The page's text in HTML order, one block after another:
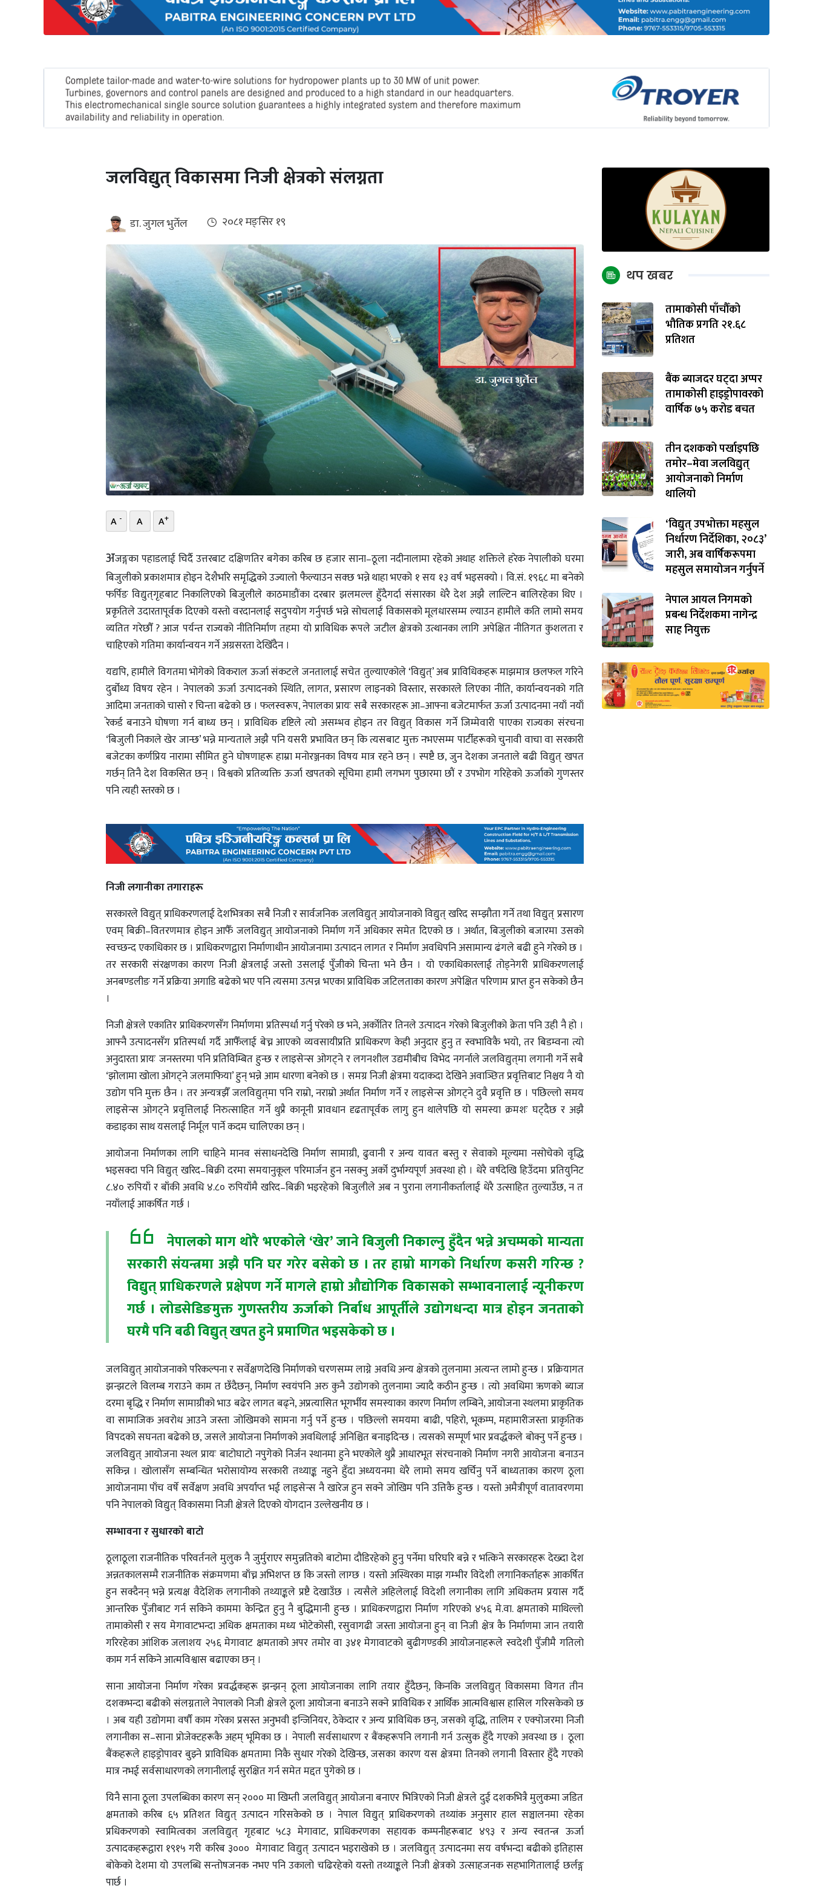
जलवायु
जलविद्युत् विकासमा निजी क्षेत्रको संलग्नता
डा. जुगल भुर्तेल २०८१ मङ्सिर १९
A - A A+
अजङ्गका पहाडलाई चिर्दै उत्तरबाट दक्षिणतिर बगेका करिब छ हजार साना–ठूला नदीनालामा रहेको अथाह शक्तिले हरेक नेपालीको घरमा
बिजुलीको प्रकाशमात्र होइन देशैभरि समृद्धिको उज्यालो फैल्याउन सक्छ भन्ने थाहा भएको १ सय १३ वर्ष भइसक्यो । वि.सं. १९६८ मा बनेको
फर्पिङ विद्युत्‌गृहबाट निकालिएको बिजुलीले काठमाडौंका दरबार झलमल्ल हुँदैगर्दा संसारका धेरै देश अझै लाल्टिन बालिरहेका थिए ।
प्रकृतिले उदारतापूर्वक दिएको यस्तो वरदानलाई सदुपयोग गर्नुपर्छ भन्ने सोचलाई विकासको मूलधारसम्म ल्याउन हामीले कति लामो समय
व्यतित गरेछौँ ? आज पर्यन्त राज्यको नीतिनिर्माण तहमा यो प्राविधिक रूपले जटील क्षेत्रको उत्थानका लागि अपेक्षित नीतिगत कुशलता र
चाहिएको गतिमा कार्यान्वयन गर्ने अग्रसरता देखिँदैन ।
यद्यपि, हामीले विगतमा भोगेको विकराल ऊर्जा संकटले जनतालाई सचेत तुल्याएकोले ‘विद्युत्‌’ अब प्राविधिकहरू माझमात्र छलफल गरिने
दुर्बोध्य विषय रहेन । नेपालको ऊर्जा उत्पादनको स्थिति, लागत, प्रसारण लाइनको विस्तार, सरकारले लिएका नीति, कार्यान्वयनको गति
आदिमा जनताको चासो र चिन्ता बढेको छ । फलस्वरूप, नेपालका प्रायः सबै सरकारहरू आ–आफ्ना बजेटमार्फत ऊर्जा उत्पादनमा नयाँ नयाँ
रेकर्ड बनाउने घोषणा गर्न बाध्य छन् । प्राविधिक दृष्टिले त्यो असम्भव होइन तर विद्युत्‌ विकास गर्ने जिम्मेवारी पाएका राज्यका संरचना
‘बिजुली निकाले खेर जान्छ’ भन्ने मान्यताले अझै पनि यसरी प्रभावित छन् कि त्यसबाट मुक्त नभएसम्म पार्टीहरूको चुनावी वाचा वा सरकारी
बजेटका कर्णप्रिय नारामा सीमित हुने घोषणाहरू हाम्रा मनोरञ्जनका विषय मात्र रहने छन् । स्पष्टै छ, जुन देशका जनताले बढी विद्युत्‌ खपत
गर्छन् तिनै देश विकसित छन् । विश्वको प्रतिव्यक्ति ऊर्जा खपतको सूचिमा हामी लगभग पुछारमा छौं र उपभोग गरिहेको ऊर्जाको गुणस्तर
पनि त्यही स्तरको छ ।
निजी लगानीका तगाराहरू
सरकारले विद्युत्‌ प्राधिकरणलाई देशभित्रका सबै निजी र सार्वजनिक जलविद्युत्‌ आयोजनाको विद्युत्‌ खरिद सम्झौता गर्ने तथा विद्युत्‌ प्रसारण
एवम् बिक्री–वितरणमात्र होइन आफैँ जलविद्युत् आयोजनाको निर्माण गर्ने अधिकार समेत दिएको छ । अर्थात, बिजुलीको बजारमा उसको
स्वच्छन्द एकाधिकार छ । प्राधिकरणद्वारा निर्माणाधीन आयोजनामा उत्पादन लागत र निर्माण अवधिपनि असामान्य ढंगले बढी हुने गरेको छ ।
तर सरकारी संरक्षणका कारण निजी क्षेत्रलाई जस्तो उसलाई पुँजीको चिन्ता भने छैन । यो एकाधिकारलाई तोड्नेगरी प्राधिकरणलाई
अनबण्डलीङ गर्ने प्रक्रिया अगाडि बढेको भए पनि त्यसमा उत्पन्न भएका प्राविधिक जटिलताका कारण अपेक्षित परिणाम प्राप्त हुन सकेको छैन
।
निजी क्षेत्रले एकातिर प्राधिकरणसँग निर्माणमा प्रतिस्पर्धा गर्नु परेको छ भने, अर्कोतिर तिनले उत्पादन गरेको बिजुलीको क्रेता पनि उही नै हो ।
आफ्नै उत्पादनसँग प्रतिस्पर्धा गर्दै आफैँलाई बेच्न आएको व्यवसायीप्रति प्राधिकरण केही अनुदार हुनु त स्वभाविकै भयो, तर बिडम्वना त्यो
अनुदारता प्रायः जनस्तरमा पनि प्रतिविम्बित हुन्छ र लाइसेन्स ओगट्ने र लगनशील उद्यमीबीच विभेद नगर्नाले जलविद्युत्‌मा लगानी गर्ने सबै
‘झोलामा खोला ओगट्ने जलमाफिया’ हुन् भन्ने आम धारणा बनेको छ । समग्र निजी क्षेत्रमा यदाकदा देखिने अवाञ्छित प्रवृत्तिबाट निश्चय नै यो
उद्योग पनि मुक्त छैन । तर अन्यत्रझैँ जलविद्युत्‌मा पनि राम्रो, नराम्रो अर्थात निर्माण गर्ने र लाइसेन्स ओगट्ने दुवै प्रवृत्ति छ । पछिल्लो समय
लाइसेन्स ओगट्ने प्रवृत्तिलाई निरुत्साहित गर्ने थुप्रै कानूनी प्रावधान दृढतापूर्वक लागु हुन थालेपछि यो समस्या क्रमशः घट्दैछ र अझै
कडाइका साथ यसलाई निर्मूल पार्ने कदम चालिएका छन् ।
आयोजना निर्माणका लागि चाहिने मानव संसाधनदेखि निर्माण सामाग्री, ढुवानी र अन्य यावत बस्तु र सेवाको मूल्यमा नसोचेको वृद्धि
भइसक्दा पनि विद्युत्‌ खरिद–बिक्री दरमा समयानुकूल परिमार्जन हुन नसक्नु अर्को दुर्भाग्यपूर्ण अवस्था हो । धेरै वर्षदेखि हिउँदमा प्रतियुनिट
८.४० रुपियाँ र बाँकी अवधि ४.८० रुपियाँमै खरिद–बिक्री भइरहेको बिजुलीले अब न पुराना लगानीकर्तालाई धेरै उत्साहित तुल्याउँछ, न त
नयाँलाई आकर्षित गर्छ ।
नेपालको माग थोरै भएकोले ‘खेर’ जाने बिजुली निकाल्नु हुँदैन भन्ने अचम्मको मान्यता
सरकारी संयन्त्रमा अझै पनि घर गरेर बसेको छ । तर हाम्रो मागको निर्धारण कसरी गरिन्छ ?
विद्युत्‌ प्राधिकरणले प्रक्षेपण गर्ने मागले हाम्रो औद्योगिक विकासको सम्भावनालाई न्यूनीकरण
गर्छ । लोडसेडिङमुक्त गुणस्तरीय ऊर्जाको निर्बाध आपूर्तीले उद्योगधन्दा मात्र होइन जनताको
घरमै पनि बढी विद्युत्‌ खपत हुने प्रमाणित भइसकेको छ ।
जलविद्युत् आयोजनाको परिकल्पना र सर्वेक्षणदेखि निर्माणको चरणसम्म लाग्ने अवधि अन्य क्षेत्रको तुलनामा अत्यन्त लामो हुन्छ । प्रक्रियागत
झन्झटले विलम्ब गराउने काम त छँदैछन्, निर्माण स्वयंपनि अरु कुनै उद्योगको तुलनामा ज्यादै कठीन हुन्छ । त्यो अवधिमा ऋणको ब्याज
दरमा बृद्धि र निर्माण सामाग्रीको भाउ बढेर लागत बढ्ने, अप्रत्यासित भूगर्भीय समस्याका कारण निर्माण लम्बिने, आयोजना स्थलमा प्राकृतिक
वा सामाजिक अवरोध आउने जस्ता जोखिमको सामना गर्नु पर्ने हुन्छ । पछिल्लो समयमा बाढी, पहिरो, भूकम्प, महामारीजस्ता प्राकृतिक
विपदको सघनता बढेको छ, जसले आयोजना निर्माणको अवधिलाई अनिश्चित बनाइदिन्छ । त्यसको सम्पूर्ण भार प्रवर्द्धकले बोक्नु पर्ने हुन्छ ।
जलविद्युत्‌ आयोजना स्थल प्रायः बाटोघाटो नपुगेको निर्जन स्थानमा हुने भएकोले थुप्रै आधारभूत संरचनाको निर्माण नगरी आयोजना बनाउन
सकिन्न । खोलासँग सम्बन्धित भरोसायोग्य सरकारी तथ्याङ्क नहुने हुँदा अध्ययनमा धेरै लामो समय खर्चिनु पर्ने बाध्यताका कारण ठूला
आयोजनामा पाँच वर्षे सर्वेक्षण अवधि अपर्याप्त भई लाइसेन्स नै खारेज हुन सक्ने जोखिम पनि उत्तिकै हुन्छ । यस्तो अमैत्रीपूर्ण वातावरणमा
पनि नेपालको विद्युत्‌ विकासमा निजी क्षेत्रले दिएको योगदान उल्लेखनीय छ ।
सम्भावना र सुधारको बाटो
ठूलाठूला राजनीतिक परिवर्तनले मुलुक नै जुर्मुराएर समुन्नतिको बाटोमा दौडिरहेको हुनु पर्नेमा घरिघरि बन्ने र भत्किने सरकारहरू देख्दा देश
अन्नतकालसम्मै राजनीतिक संक्रमणमा बाँच्न अभिशप्त छ कि जस्तो लाग्छ । यस्तो अस्थिरका माझ गम्भीर विदेशी लगानिकर्ताहरू आकर्षित
हुन सक्दैनन् भन्ने प्रत्यक्ष वैदेशिक लगानीको तथ्याङ्कले प्रष्टै देखाउँछ । त्यसैले अहिलेलाई विदेशी लगानीका लागि अधिकतम प्रयास गर्दै
आन्तरिक पुँजीबाट गर्न सकिने काममा केन्द्रित हुनु नै बुद्धिमानी हुन्छ । प्राधिकरणद्वारा निर्माण गरिएको ४५६ मे.वा. क्षमताको माथिल्लो
तामाकोसी र सय मेगावाटभन्दा अधिक क्षमताका मध्य भोटेकोसी, रसुवागढी जस्ता आयोजना हुन् वा निजी क्षेत्र कै निर्माणमा जान तयारी
गरिरहेका आंशिक जलाशय २५६ मेगावाट क्षमताको अपर तमोर वा ३४१ मेगावाटको बुढीगण्डकी आयोजनाहरूले स्वदेशी पुँजीमै गतिलो
काम गर्न सकिने आत्मविश्वास बढाएका छन् ।
साना आयोजना निर्माण गरेका प्रवर्द्धकहरू झन्झन् ठूला आयोजनाका लागि तयार हुँदैछन्, किनकि जलविद्युत्‌ विकासमा विगत तीन
दशकभन्दा बढीको संलग्नताले नेपालको निजी क्षेत्रले ठूला आयोजना बनाउने सक्ने प्राविधिक र आर्थिक आत्मविश्वास हासिल गरिसकेको छ
। अब यही उद्योगमा वर्षौं काम गरेका प्रसस्त अनुभवी इन्जिनियर, ठेकेदार र अन्य प्राविधिक छन्, जसको वृद्धि, तालिम र एक्पोजरमा निजी
लगानीका स–साना प्रोजेक्टहरूकै अहम् भूमिका छ । नेपाली सर्वसाधारण र बैंकहरूपनि लगानी गर्न उत्सुक हुँदै गएको अवस्था छ । ठूला
बैंकहरूले हाइड्रोपावर बुझ्ने प्राविधिक क्षमतामा निकै सुधार गरेको देखिन्छ, जसका कारण यस क्षेत्रमा तिनको लगानी विस्तार हुँदै गएको
मात्र नभई सर्वसाधारणको लगानीलाई सुरक्षित गर्न समेत मद्दत पुगेको छ ।
यिनै साना ठूला उपलब्धिका कारण सन् २००० मा खिम्ती जलविद्युत्‌ आयोजना बनाएर भित्रिएको निजी क्षेत्रले दुई दशकभित्रै मुलुकमा जडित
क्षमताको करिब ६५ प्रतिशत विद्युत्‌ उत्पादन गरिसकेको छ । नेपाल विद्युत्‌ प्राधिकरणको तथ्यांक अनुसार हाल सञ्चालनमा रहेका
प्रधिकरणको स्वामित्वका जलविद्युत्‌ गृहबाट ५८३ मेगावाट, प्राधिकरणका सहायक कम्पनीहरूबाट ४९३ र अन्य स्वतन्त्र ऊर्जा
उत्पादकहरूद्वारा १९१५ गरी करिब ३००० मेगावाट विद्युत्‌ उत्पादन भइराखेको छ । जलविद्युत्‌ उत्पादनमा सय वर्षभन्दा बढीको इतिहास
बोकेको देशमा यो उपलब्धि सन्तोषजनक नभए पनि उकालो चढिरहेको यस्तो तथ्याङ्कले निजी क्षेत्रको उत्साहजनक सहभागितालाई छर्लङ्ग
पार्छ ।
थप खबर
तामाकोसी पाँचौँको
भौतिक प्रगति २१.६८
प्रतिशत
बैंक ब्याजदर घट्दा अप्पर
तामाकोसी हाइड्रोपावरको
वार्षिक ७५ करोड बचत
तीन दशकको पर्खाइपछि
तमोर–मेवा जलविद्युत्
आयोजनाको निर्माण
थालियो
‘विद्युत् उपभोक्ता महसुल
निर्धारण निर्देशिका, २०८३’
जारी, अब वार्षिकरूपमा
महसुल समायोजन गर्नुपर्ने
नेपाल आयल निगमको
प्रबन्ध निर्देशकमा नागेन्द्र
साह नियुक्त